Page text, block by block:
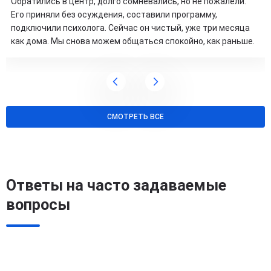
Его приняли без осуждения, составили программу,
подключили психолога. Сейчас он чистый, уже три месяца
как дома. Мы снова можем общаться спокойно, как раньше.
СМОТРЕТЬ ВСЕ
Ответы на часто задаваемые
вопросы